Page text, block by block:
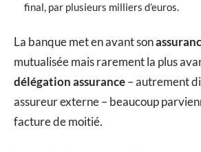
final, par plusieurs milliers d’euros.
La banque met en avant son
mutualisée mais rarement la plus
délégation assurance– autrement
assureur externe – beaucoup
facture de moitié.